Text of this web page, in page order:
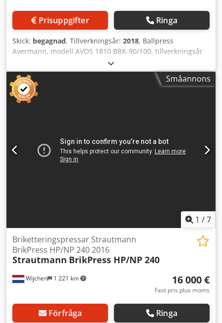
Prisuppgifter Ringa
Skick: begagnad, Tillverkningsår: 2018, Ballpress
Avermann, modell AVOS 1810 BRK-90/100, tillverkningsår
2018, korsbunden Tekniska data: Tillverkare: Avermann
Modell: AVOS 1810 BRK-90/100 Tillverkningsår: 2018
Presskraft: 100 ton Drivningskapacitet: 2 x 45 kW
Dcsdpfxezqc Nge Af Aek Mått på inmatningsschakt: 1 800 x
1 000 mm Genomströmning vid 35 kg/m³: 15,0 t/h
material Bindning: 5-faldigt vertikalt, 3-faldigt horisontellt,
automatiskt Maskinmått: ca 11 200 x 2 400 x 3 900 mm (L x
B x H) Maskinvikt: ca 29 000 kg Vänligen notera: All teknisk
förskottsbetalning från fabriken, utan garanti.
Småannons
1 /7
Wijchen 1 221 km
Briketteringspressar Strautmann
BrikPress HP/NP 240 2016
Strautmann BrikPress HP/NP 240
16 000 €
Fast pris plus moms
Förfråga Ringa